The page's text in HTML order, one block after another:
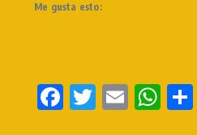
Me gusta esto:
Facebook
Twitter
Email